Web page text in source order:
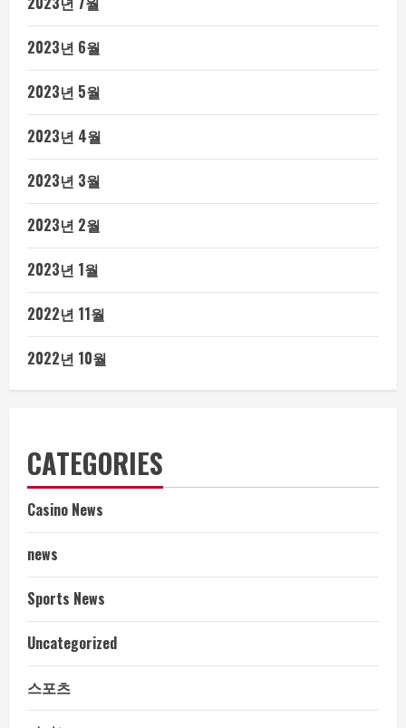
2023년 6월
2023년 5월
2023년 4월
2023년 3월
2023년 2월
2023년 1월
2022년 11월
2022년 10월
CATEGORIES
Casino News
news
Sports News
Uncategorized
스포츠